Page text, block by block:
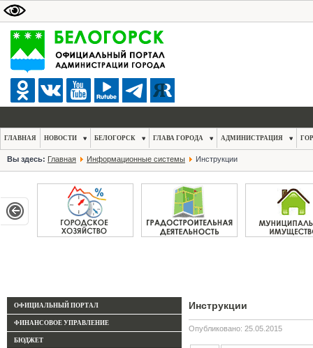
ГЛАВНАЯ НОВОСТИ БЕЛОГОРСК ГЛАВА ГОРОДА АДМИНИСТРАЦИЯ
Вы здесь: Главная Информационные системы Инструкции
ОФИЦИАЛЬНЫЙ ПОРТАЛ
ФИНАНСОВОЕ УПРАВЛЕНИЕ
БЮДЖЕТ
Инструкции
Опубликовано: 25.05.2015